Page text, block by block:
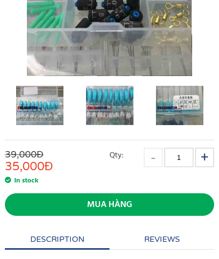
39,000Đ
35,000Đ
In stock
Qty:
MUA HÀNG
DESCRIPTION REVIEWS